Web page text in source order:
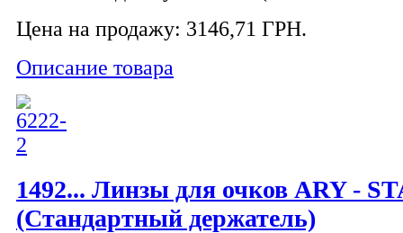
Цена на продажу: 3146,71 ГРН.
Описание товара
1492... Линзы для очков ARY -
(Стандартный держатель)